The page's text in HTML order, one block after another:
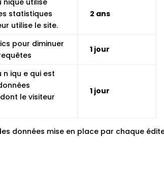
statistiques
utilise le site.
2 ans
pour diminuer
1 jour
n iqu e qui est
le visiteur
1 jour
données mise en place par chaque